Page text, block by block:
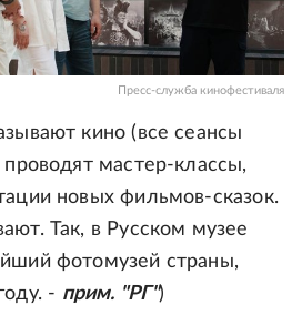
Пресс-служба кинофестиваля
кино (все сеансы
мастер-классы,
новых фильмов-сказок.
Так, в Русском музее
фотомузей страны,
- прим. "РГ")